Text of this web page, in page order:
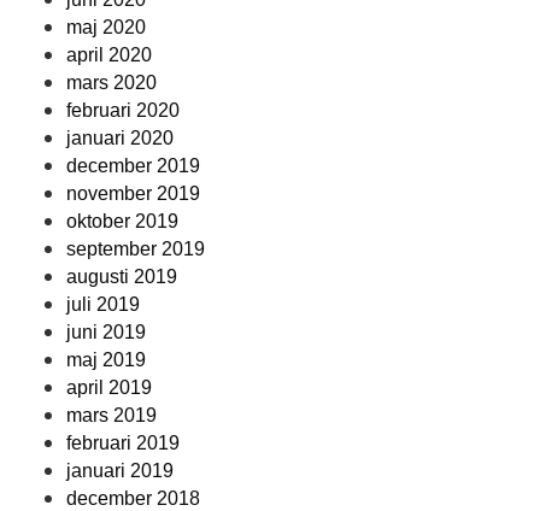
maj 2020
april 2020
mars 2020
februari 2020
januari 2020
december 2019
november 2019
oktober 2019
september 2019
augusti 2019
juli 2019
juni 2019
maj 2019
april 2019
mars 2019
februari 2019
januari 2019
december 2018